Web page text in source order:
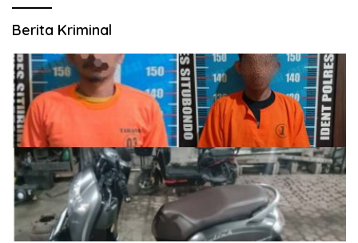
Berita Kriminal